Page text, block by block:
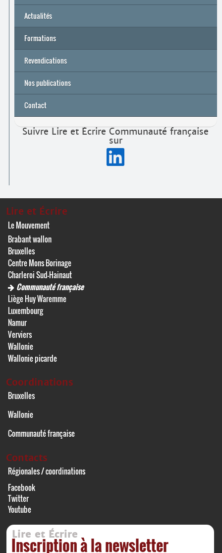
Actualités
Formations
Archives
Université de printemps 2026
Revendications
Nos publications
Contact
Suivre Lire et Écrire Communauté française
sur
Lire et Écrire
Le Mouvement
Brabant wallon
Bruxelles
Centre Mons Borinage
Charleroi Sud-Hainaut
Communauté française
Liège Huy Waremme
Luxembourg
Namur
Verviers
Wallonie
Wallonie picarde
Coordinations
Bruxelles
Wallonie
Communauté française
Contacts
Régionales / coordinations
Facebook
Twitter
Youtube
Lire et Écrire
Inscription à la newsletter